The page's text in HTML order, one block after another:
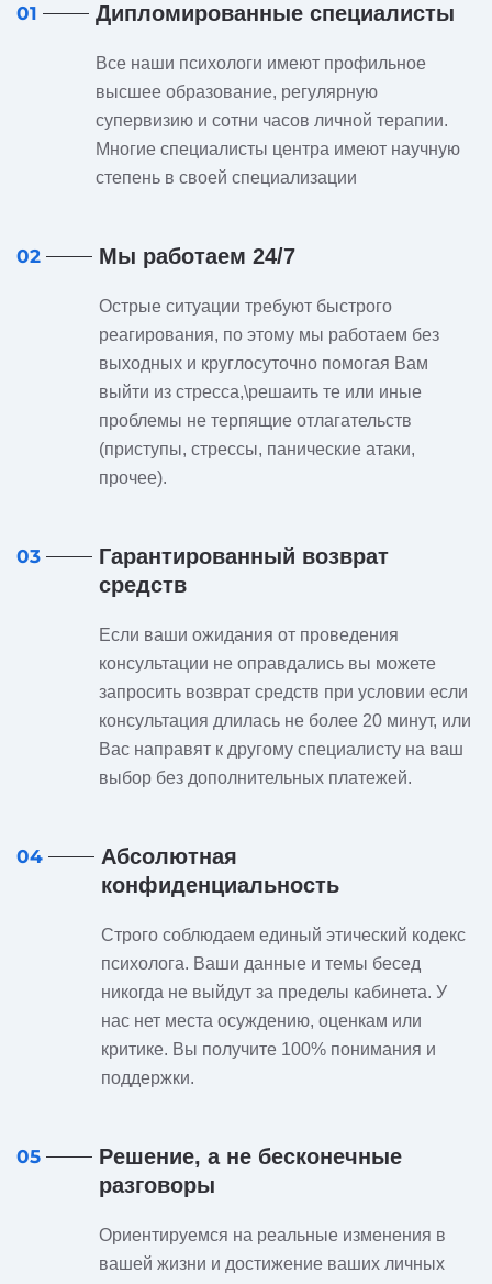
01 Дипломированные специалисты
Все наши психологи имеют профильное
высшее образование, регулярную
супервизию и сотни часов личной терапии.
Многие специалисты центра имеют научную
степень в своей специализации
02 Мы работаем 24/7
Острые ситуации требуют быстрого
реагирования, по этому мы работаем без
выходных и круглосуточно помогая Вам
выйти из стресса,\решаить те или иные
проблемы не терпящие отлагательств
(приступы, стрессы, панические атаки,
прочее).
03
Гарантированный возврат
средств
Если ваши ожидания от проведения
консультации не оправдались вы можете
запросить возврат средств при условии если
консультация длилась не более 20 минут, или
Вас направят к другому специалисту на ваш
выбор без дополнительных платежей.
04
Абсолютная
конфиденциальность
Строго соблюдаем единый этический кодекс
психолога. Ваши данные и темы бесед
никогда не выйдут за пределы кабинета. У
нас нет места осуждению, оценкам или
критике. Вы получите 100% понимания и
поддержки.
05
Решение, а не бесконечные
разговоры
Ориентируемся на реальные изменения в
вашей жизни и достижение ваших личных